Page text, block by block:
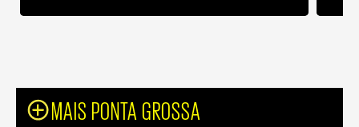
MAIS PONTA GROSSA